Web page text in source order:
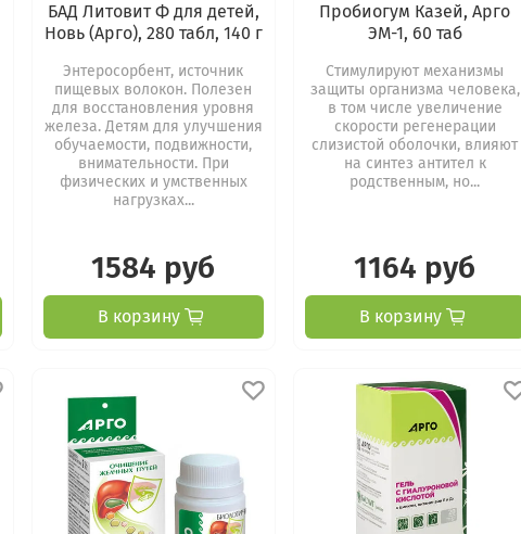
БАД Литовит Ф для детей,
Новь (Арго), 280 табл, 140 г
Энтеросорбент, источник
пищевых волокон. Полезен
для восстановления уровня
железа. Детям для улучшения
обучаемости, подвижности,
внимательности. При
физических и умственных
нагрузках...
1584 руб
В корзину
Пробиогум Казей, Арго
ЭМ-1, 60 таб
Cтимулируют механизмы
защиты организма человека,
в том числе увеличение
скорости регенерации
слизистой оболочки, влияют
на синтез антител к
родственным, но...
1164 руб
В корзину